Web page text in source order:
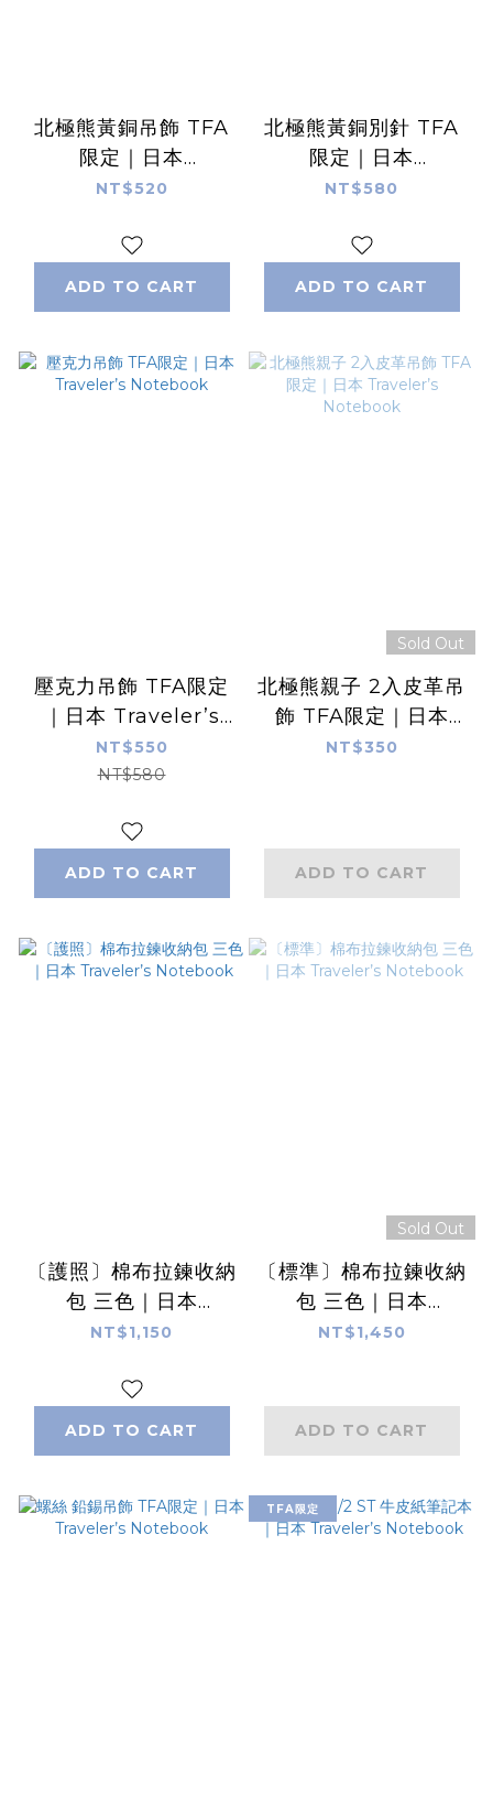
北極熊黃銅吊飾 TFA
限定｜日本
Traveler’s
NT$520
ADD TO CART
北極熊黃銅別針 TFA
限定｜日本
Traveler’s
NT$580
ADD TO CART
壓克力吊飾 TFA限定
｜日本 Traveler’s
Notebook
NT$550
NT$580
ADD TO CART
Sold Out
北極熊親子 2入皮革吊
飾 TFA限定｜日本
Traveler’s
NT$350
ADD TO CART
〔護照〕棉布拉鍊收納
包 三色｜日本
Traveler’s
NT$1,150
ADD TO CART
Sold Out
〔標準〕棉布拉鍊收納
包 三色｜日本
Traveler’s
NT$1,450
ADD TO CART
TFA限定